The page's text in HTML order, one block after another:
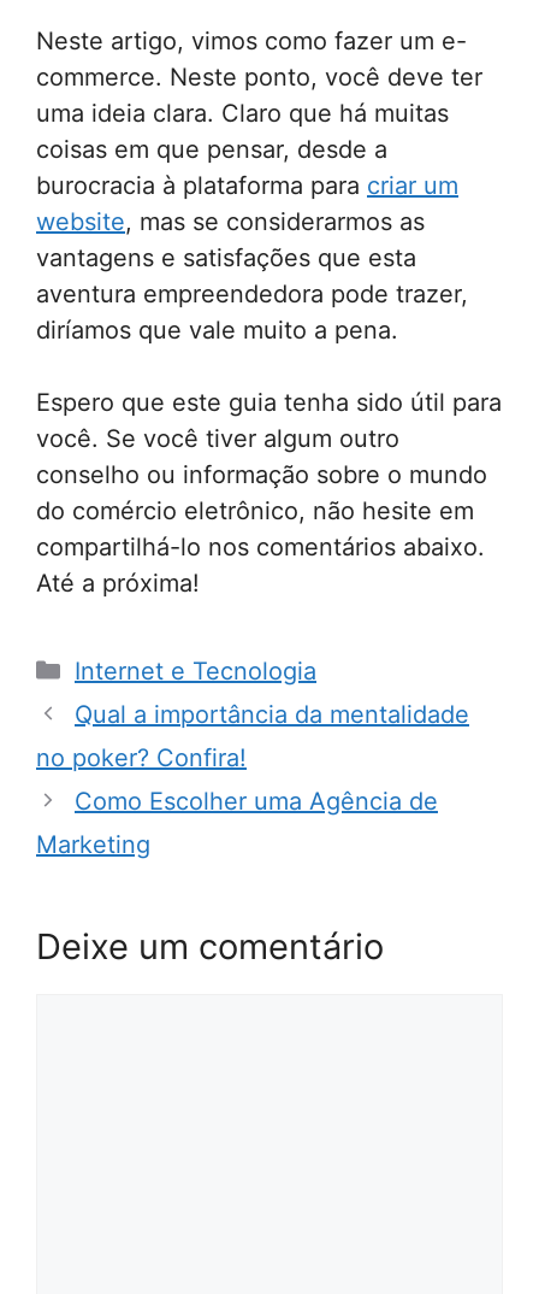
Neste artigo, vimos como fazer um e-
commerce. Neste ponto, você deve ter
uma ideia clara. Claro que há muitas
coisas em que pensar, desde a
burocracia à plataforma para criar um
website, mas se considerarmos as
vantagens e satisfações que esta
aventura empreendedora pode trazer,
diríamos que vale muito a pena.
Espero que este guia tenha sido útil para
você. Se você tiver algum outro
conselho ou informação sobre o mundo
do comércio eletrônico, não hesite em
compartilhá-lo nos comentários abaixo.
Até a próxima!
Categorias
Internet e Tecnologia
Qual a importância da mentalidade
no poker? Confira!
Como Escolher uma Agência de
Marketing
Deixe um comentário